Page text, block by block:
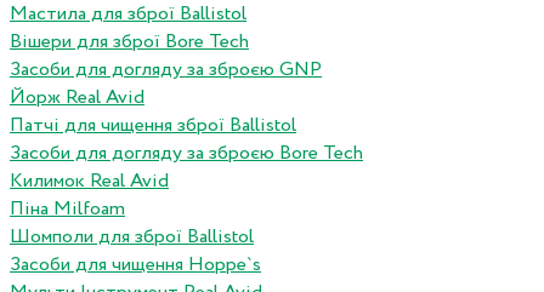
Мастила для зброї Ballistol
Вішери для зброї Bore Tech
Засоби для догляду за зброєю GNP
Йорж Real Avid
Патчі для чищення зброї Ballistol
Засоби для догляду за зброєю Bore Tech
Килимок Real Avid
Піна Milfoam
Шомполи для зброї Ballistol
Засоби для чищення Hoppe`s